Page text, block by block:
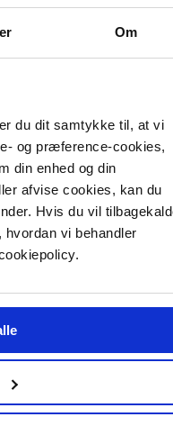
Om
du dit samtykke til, at vi
og præference-cookies,
din enhed og din
afvise cookies, kan du
Hvis du vil
vi behandler
s